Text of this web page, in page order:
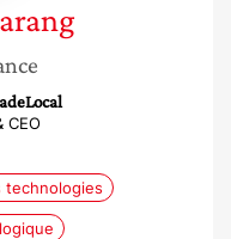
CEO
technologies